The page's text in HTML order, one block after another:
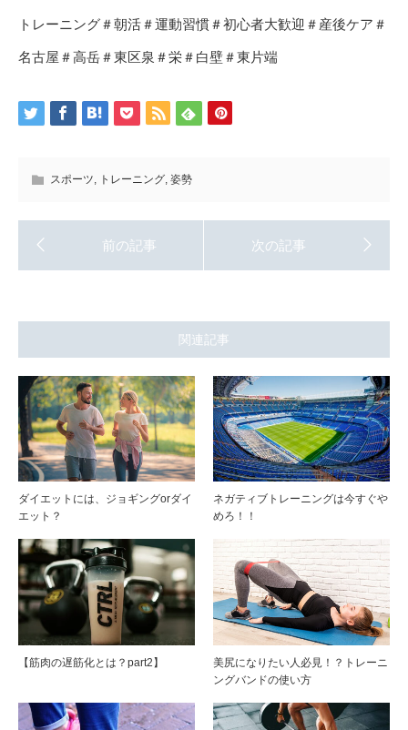
トレーニング＃朝活＃運動習慣＃初心者大歓迎＃産後ケア＃
名古屋＃高岳＃東区泉＃栄＃白壁＃東片端
スポーツ, トレーニング, 姿勢
関連記事
ダイエットには、ジョギングorダイ
エット？
ネガティブトレーニングは今すぐや
めろ！！
【筋肉の遅筋化とは？part2】
美尻になりたい人必見！？トレーニ
ングバンドの使い方